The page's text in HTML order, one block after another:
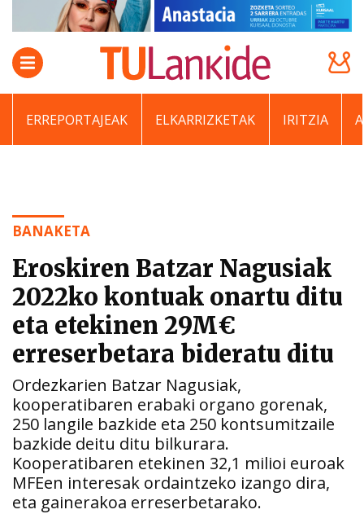
ERREPORTAJEAK ELKARRIZKETAK IRITZIA
BANAKETA
Eroskiren Batzar Nagusiak
2022ko kontuak onartu ditu
eta etekinen 29M€
erreserbetara bideratu ditu
Ordezkarien Batzar Nagusiak,
kooperatibaren erabaki organo gorenak,
250 langile bazkide eta 250 kontsumitzaile
bazkide deitu ditu bilkurara.
Kooperatibaren etekinen 32,1 milioi euroak
MFEen interesak ordaintzeko izango dira,
eta gainerakoa erreserbetarako.